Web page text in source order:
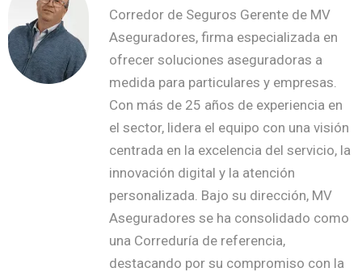
Corredor de Seguros Gerente de MV
Aseguradores, firma especializada en
ofrecer soluciones aseguradoras a
medida para particulares y empresas.
Con más de 25 años de experiencia en
el sector, lidera el equipo con una visión
centrada en la excelencia del servicio, la
innovación digital y la atención
personalizada. Bajo su dirección, MV
Aseguradores se ha consolidado como
una Correduría de referencia,
destacando por su compromiso con la